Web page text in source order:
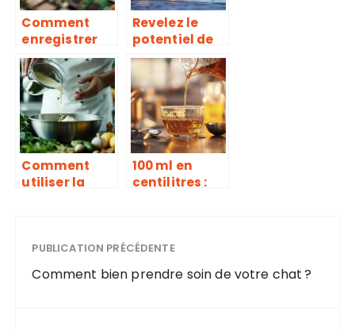
professionnel
le
Comment
enregistrer
un
programme
TV sur une cle
USB : les
etapes a
suivre
Revelez le
potentiel de
votre bien :
L’evaluation
comme outil
de mise en
valeur
Comment
utiliser la
réussir toutes
vos recettes
100 ml en
centilitres :
precises en
chimie
domestique
PUBLICATION PRÉCÉDENTE
Comment bien prendre soin de votre chat ?